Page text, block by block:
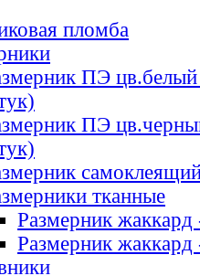
пломба
ПЭ цв.белый
ПЭ
тканные
Размерник
Размерник